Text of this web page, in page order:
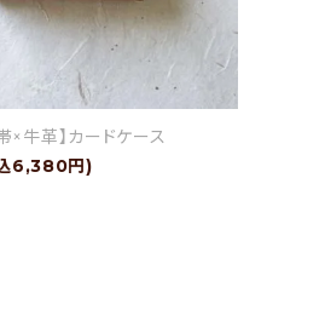
×牛革】カードケース
6,380円)